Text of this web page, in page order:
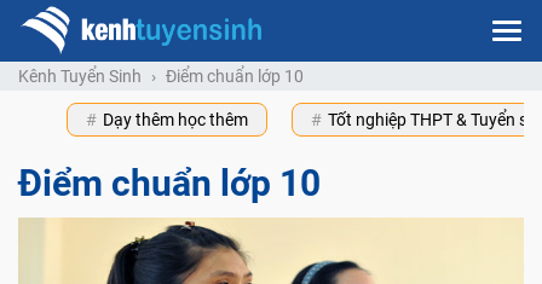
Kênh Tuyển Sinh Điểm chuẩn lớp 10
Dạy thêm học thêm Tốt nghiệp THPT & Tuyển
Điểm chuẩn lớp 10